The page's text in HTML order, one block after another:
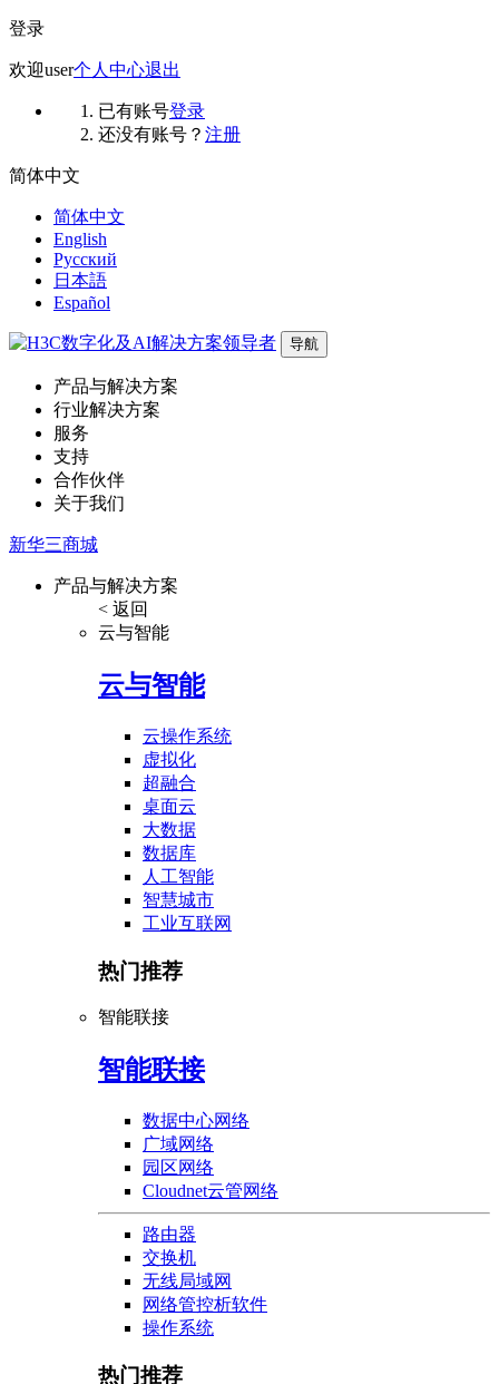
登录
欢迎user个人中心退出
已有账号登录
还没有账号？ 注册
简体中文
简体中文
English
Русский
日本語
Español
导航
产品与解决方案
行业解决方案
服务
支持
合作伙伴
关于我们
新华三商城
产品与解决方案
< 返回
云与智能
云与智能
云操作系统
虚拟化
超融合
桌面云
大数据
数据库
人工智能
智慧城市
工业互联网
热门推荐
智能联接
智能联接
数据中心网络
广域网络
园区网络
Cloudnet云管网络
路由器
交换机
无线局域网
网络管控析软件
操作系统
热门推荐